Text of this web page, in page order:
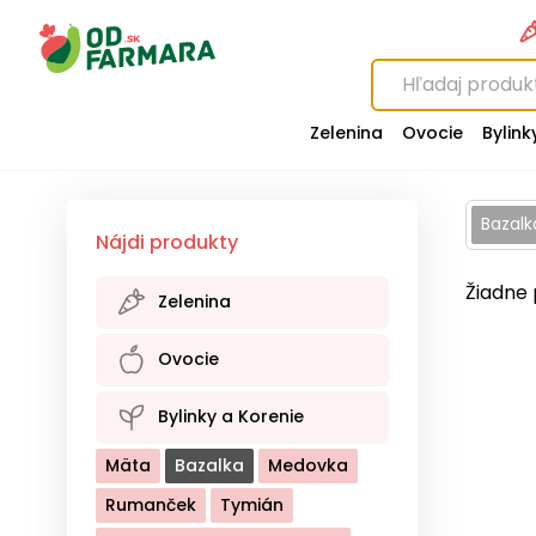
Zelenina Ovocie
Nájdi produkty
Zelenina
Baklažán
Brokolica
Cvikla
Hríby
Kaleráb
Kapusta Biela
Kapusta Červená
Ovocie
Baza Broskyne
Brusnice
Čerešne
Černice
Čučoriedky
Egreše
Gaštany
Hrozno
Hrušky
Bylinky a Korenie
Mäta Bazalka
Medovka
Rumanček
Tymián
Žiadne